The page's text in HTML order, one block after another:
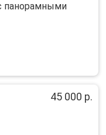
пaнopамными
45 000 р.